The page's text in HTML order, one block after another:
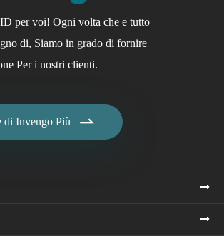
per voi! Ogni volta che e tutto
di, Siamo in grado di fornire
Per i nostri clienti.
di Invengo Più 